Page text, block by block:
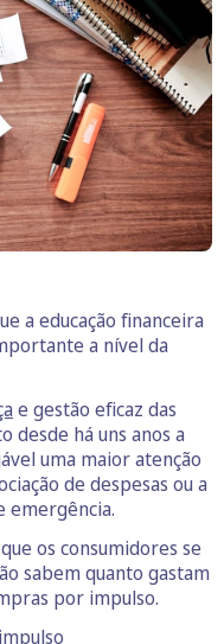
a educação financeira
a nível da
e gestão eficaz das
desde há uns anos a
uma maior atenção
de despesas ou a
emergência.
os consumidores se
sabem quanto gastam
por impulso.